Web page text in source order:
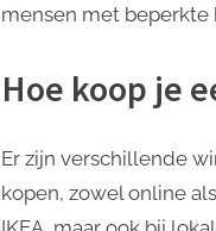
mensen met
Hoe koop je
Er zijn verschillende
kopen, zowel online